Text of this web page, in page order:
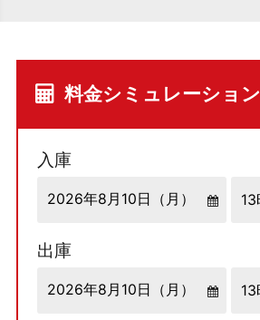
料金シミュレーション
入庫
出庫